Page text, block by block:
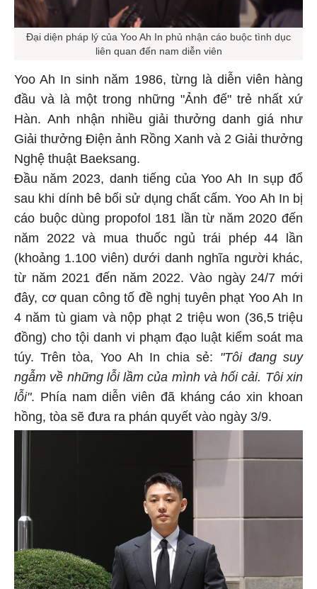
Đại diện pháp lý của Yoo Ah In phủ nhận cáo buộc tình dục
liên quan đến nam diễn viên
Yoo Ah In sinh năm 1986, từng là diễn viên hàng
đầu và là một trong những "Ảnh đế" trẻ nhất xứ
Hàn. Anh nhận nhiều giải thưởng danh giá như
Giải thưởng Điện ảnh Rồng Xanh và 2 Giải thưởng
Nghệ thuật Baeksang.
Đầu năm 2023, danh tiếng của Yoo Ah In sụp đổ
sau khi dính bê bối sử dụng chất cấm. Yoo Ah In bị
cáo buộc dùng propofol 181 lần từ năm 2020 đến
năm 2022 và mua thuốc ngủ trái phép 44 lần
(khoảng 1.100 viên) dưới danh nghĩa người khác,
từ năm 2021 đến năm 2022. Vào ngày 24/7 mới
đây, cơ quan công tố đề nghị tuyên phạt Yoo Ah In
4 năm tù giam và nộp phạt 2 triệu won (36,5 triệu
đồng) cho tội danh vi phạm đạo luật kiểm soát ma
túy. Trên tòa, Yoo Ah In chia sẻ: "Tôi đang suy
ngẫm về những lỗi lầm của mình và hối cải. Tôi xin
lỗi". Phía nam diễn viên đã kháng cáo xin khoan
hồng, tòa sẽ đưa ra phán quyết vào ngày 3/9.